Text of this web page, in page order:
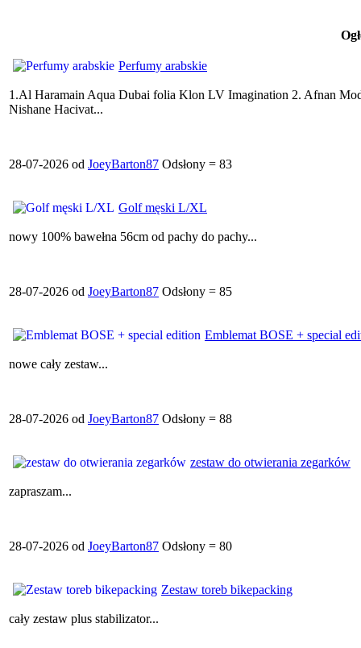
Perfumy arabskie
1.Al Haramain Aqua Dubai folia Klon LV Imagination 2. Afnan
Nishane Hacivat...
28-07-2026 od JoeyBarton87 Odsłony = 83
Golf męski L/XL
nowy 100% bawełna 56cm od pachy do pachy...
28-07-2026 od JoeyBarton87 Odsłony = 85
Emblemat BOSE + special
nowe cały zestaw...
28-07-2026 od JoeyBarton87 Odsłony = 88
zestaw do otwierania zegarków
zapraszam...
28-07-2026 od JoeyBarton87 Odsłony = 80
Zestaw toreb bikepacking
cały zestaw plus stabilizator...